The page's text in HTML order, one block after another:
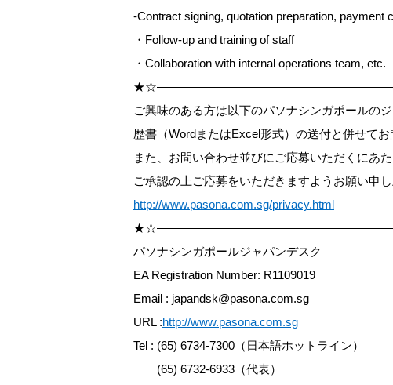
-Contract signing, quotation preparation, payment
・Follow-up and training of staff
・Collaboration with internal operations team, etc.
ご興味のある方は以下のパソナシンガポールの
歴書（WordまたはExcel形式）の送付と併せてお
また、お問い合わせ並びにご応募いただくにあ
ご承認の上ご応募をいただきますようお願い申し
http://www.pasona.com.sg/privacy.html
パソナシンガポールジャパンデスク
EA Registration Number: R1109019
Email : japandsk@pasona.com.sg
URL :http://www.pasona.com.sg
Tel : (65) 6734-7300（日本語ホットライン）
(65) 6732-6933（代表）